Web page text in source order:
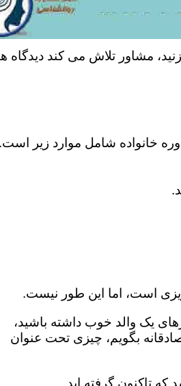
مشاور تلاش می کند دیدگاه
خانواده شامل موارد زیر است.
است، اما این طور نیست.
یک والد خوب داشته باشید،
بگویم، چیزی تحت عنوان
تاکنون گرفته اید.